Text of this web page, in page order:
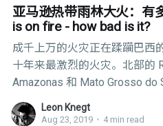
亚马逊热带雨林大火：有
is on fire - how bad is it?
成千上万的火灾正在蹂躏巴西
十年来最激烈的火灾。北部的
Amazonas 和 Mato Grosso
响。然而，社交媒体上很多声
是现在的，甚至不是巴西的。
Leon Knegt
Aug 23, 2019 • 4 min read